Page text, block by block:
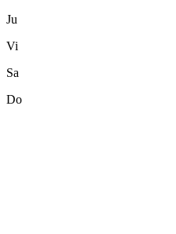
Ju
Vi
Sa
Do